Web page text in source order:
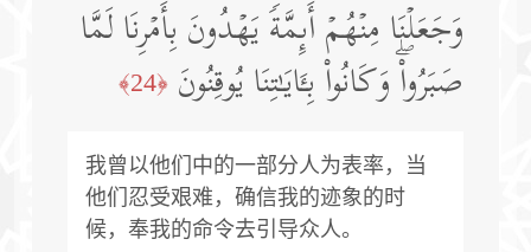
وَجَعَلۡنَا مِنۡهُمۡ أَىِٕمَّةࣰ یَهۡدُونَ بِأَمۡرِنَا لَمَّا
صَبَرُوا۟ۖ وَكَانُوا۟ بِـَٔایَـٰتِنَا یُوقِنُونَ ﴿24﴾
我曾以他们中的一部分人为表率，当
他们忍受艰难，确信我的迹象的时
候，奉我的命令去引导众人。